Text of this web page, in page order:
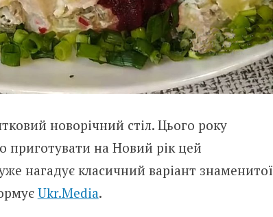
новорічний стіл. Цього року
приготувати на Новий рік цей
нагадує класичний варіант знаменитої
Ukr.Media.